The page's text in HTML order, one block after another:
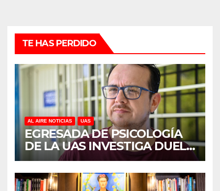
TE HAS PERDIDO
AL AIRE NOTICIAS UAS
EGRESADA DE PSICOLOGÍA
DE LA UAS INVESTIGA DUELO
ANTICIPADO Y SOBRECARGA
EN CUIDADORES DE
ADULTOS MAYORES